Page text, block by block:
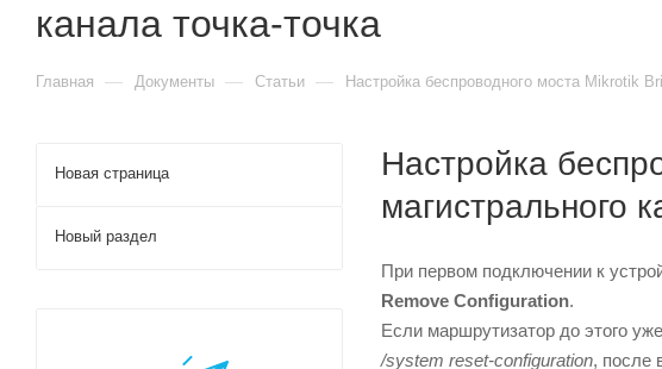
канала точка-точка
Главная — Документы — Статьи — Настройка беспроводного моста Mikrotik
Настройка
магистрального
При первом подключении к
Remove Configuration.
Если маршрутизатор до этого
/system reset-configuration, после
Новая страница
Новый раздел